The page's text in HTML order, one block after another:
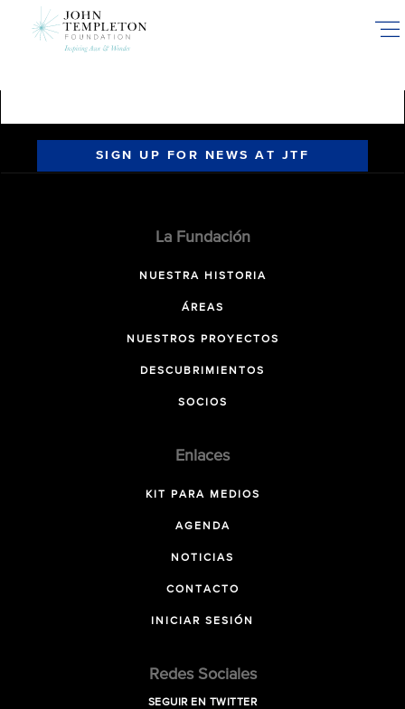
SIGN UP FOR NEWS AT JTF
La Fundación
NUESTRA HISTORIA
ÁREAS
NUESTROS PROYECTOS
DESCUBRIMIENTOS
SOCIOS
Enlaces
KIT PARA MEDIOS
AGENDA
NOTICIAS
CONTACTO
INICIAR SESIÓN
Redes Sociales
SEGUIR EN TWITTER